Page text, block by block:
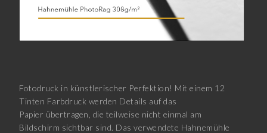
Fotodruck in künstlerischer Perfektion! Mit einem 12
Tinten Farbdruck werden Details auf das
Papier übertragen, die teilweise nicht einmal am
Bildschirm sichtbar sind. Das verwendete Hahnemühle